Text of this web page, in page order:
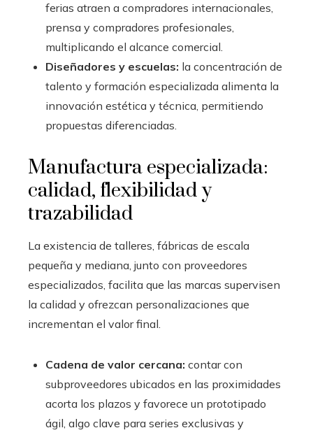
ferias atraen a compradores internacionales,
prensa y compradores profesionales,
multiplicando el alcance comercial.
Diseñadores y escuelas: la concentración de
talento y formación especializada alimenta la
innovación estética y técnica, permitiendo
propuestas diferenciadas.
Manufactura especializada:
calidad, flexibilidad y
trazabilidad
La existencia de talleres, fábricas de escala
pequeña y mediana, junto con proveedores
especializados, facilita que las marcas supervisen
la calidad y ofrezcan personalizaciones que
incrementan el valor final.
Cadena de valor cercana: contar con
subproveedores ubicados en las proximidades
acorta los plazos y favorece un prototipado
ágil, algo clave para series exclusivas y